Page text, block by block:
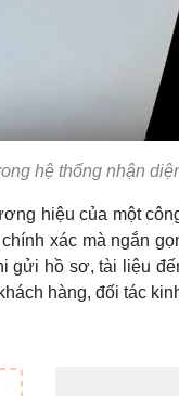
hệ thống nhận
hiệu của một
xác mà ngắn
hồ sơ, tài liệu
hàng, đối tác